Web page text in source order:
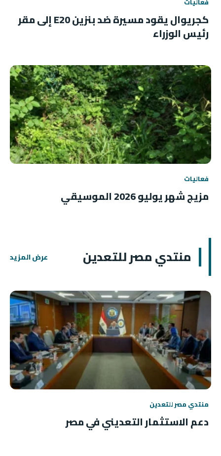
كجريوال يقود مسيرة ضد بنزين E20 إلى مقر
رئيس الوزراء
فعاليات
مزيج شهر يوليو 2026 الموسيقي
منتدي مصر للتعدين عرض المزيد
منتدي مصر للتعدين
دعم الاستثمار التعديني في مصر